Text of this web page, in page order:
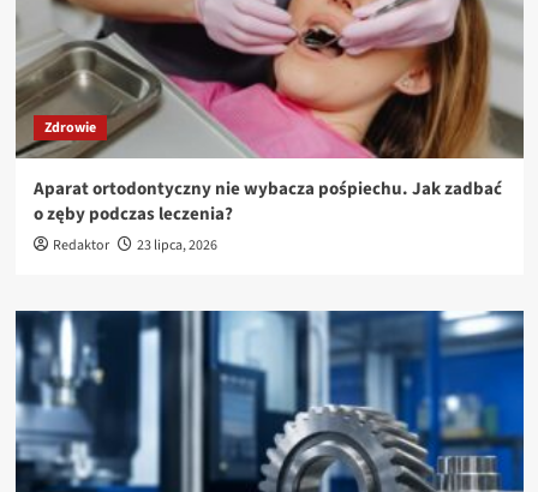
Zdrowie
Aparat ortodontyczny nie wybacza pośpiechu. Jak zadbać
o zęby podczas leczenia?
Redaktor 23 lipca, 2026